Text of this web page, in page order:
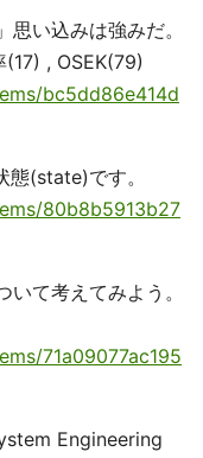
い込みは強みだ。
(17) , OSEK(79)
bc5dd86e414d
(state)です。
80b8b5913b27
て考えてみよう。
71a09077ac195
Engineering